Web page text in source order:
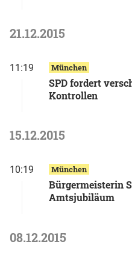
21.12.2015
11:19 München
SPD fordert
Kontrollen
15.12.2015
10:19 München
Bürgermeisterin
Amtsjubiläum
08.12.2015